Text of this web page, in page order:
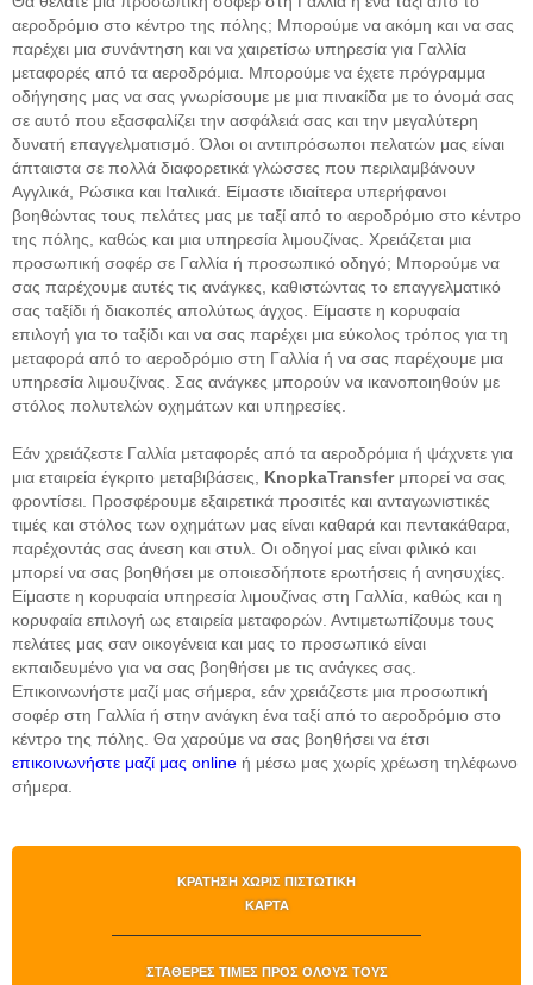
αεροδρόμιο στο κέντρο της πόλης; Μπορούμε να ακόμη και να σας
παρέχει μια συνάντηση και να χαιρετίσω υπηρεσία για Γαλλία
μεταφορές από τα αεροδρόμια. Μπορούμε να έχετε πρόγραμμα
οδήγησης μας να σας γνωρίσουμε με μια πινακίδα με το όνομά σας
σε αυτό που εξασφαλίζει την ασφάλειά σας και την μεγαλύτερη
δυνατή επαγγελματισμό. Όλοι οι αντιπρόσωποι πελατών μας είναι
άπταιστα σε πολλά διαφορετικά γλώσσες που περιλαμβάνουν
Αγγλικά, Ρώσικα και Ιταλικά. Είμαστε ιδιαίτερα υπερήφανοι
βοηθώντας τους πελάτες μας με ταξί από το αεροδρόμιο στο κέντρο
της πόλης, καθώς και μια υπηρεσία λιμουζίνας. Χρειάζεται μια
προσωπική σοφέρ σε Γαλλία ή προσωπικό οδηγό; Μπορούμε να
σας παρέχουμε αυτές τις ανάγκες, καθιστώντας το επαγγελματικό
σας ταξίδι ή διακοπές απολύτως άγχος. Είμαστε η κορυφαία
επιλογή για το ταξίδι και να σας παρέχει μια εύκολος τρόπος για τη
μεταφορά από το αεροδρόμιο στη Γαλλία ή να σας παρέχουμε μια
υπηρεσία λιμουζίνας. Σας ανάγκες μπορούν να ικανοποιηθούν με
στόλος πολυτελών οχημάτων και υπηρεσίες.
Εάν χρειάζεστε Γαλλία μεταφορές από τα αεροδρόμια ή ψάχνετε για
μια εταιρεία έγκριτο μεταβιβάσεις, KnopkaTransferμπορεί να σας
φροντίσει. Προσφέρουμε εξαιρετικά προσιτές και ανταγωνιστικές
τιμές και στόλος των οχημάτων μας είναι καθαρά και πεντακάθαρα,
παρέχοντάς σας άνεση και στυλ. Οι οδηγοί μας είναι φιλικό και
μπορεί να σας βοηθήσει με οποιεσδήποτε ερωτήσεις ή ανησυχίες.
Είμαστε η κορυφαία υπηρεσία λιμουζίνας στη Γαλλία, καθώς και η
κορυφαία επιλογή ως εταιρεία μεταφορών. Αντιμετωπίζουμε τους
πελάτες μας σαν οικογένεια και μας το προσωπικό είναι
εκπαιδευμένο για να σας βοηθήσει με τις ανάγκες σας.
Επικοινωνήστε μαζί μας σήμερα, εάν χρειάζεστε μια προσωπική
σοφέρ στη Γαλλία ή στην ανάγκη ένα ταξί από το αεροδρόμιο στο
κέντρο της πόλης. Θα χαρούμε να σας βοηθήσει να έτσι
επικοινωνήστε μαζί μας online ή μέσω μας χωρίς χρέωση τηλέφωνο
σήμερα.
ΚΡΆΤΗΣΗ ΧΩΡΊΣ ΠΙΣΤΩΤΙΚΉ
ΚΆΡΤΑ
ΣΤΑΘΕΡΈΣ ΤΙΜΈΣ ΠΡΟΣ ΌΛΟΥΣ ΤΟΥΣ